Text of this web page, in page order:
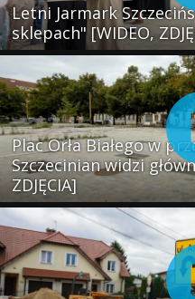
Letni Jarmark
sklepach" [WIDEO,
Plac Orła Białego w
Szczecinian widzi
ZDJĘCIA]